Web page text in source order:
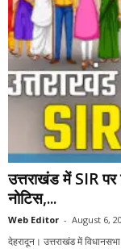
उत्तराखंड में SIR
नोटिस,...
Web Editor - August 6,
देहरादून। उत्तराखंड में